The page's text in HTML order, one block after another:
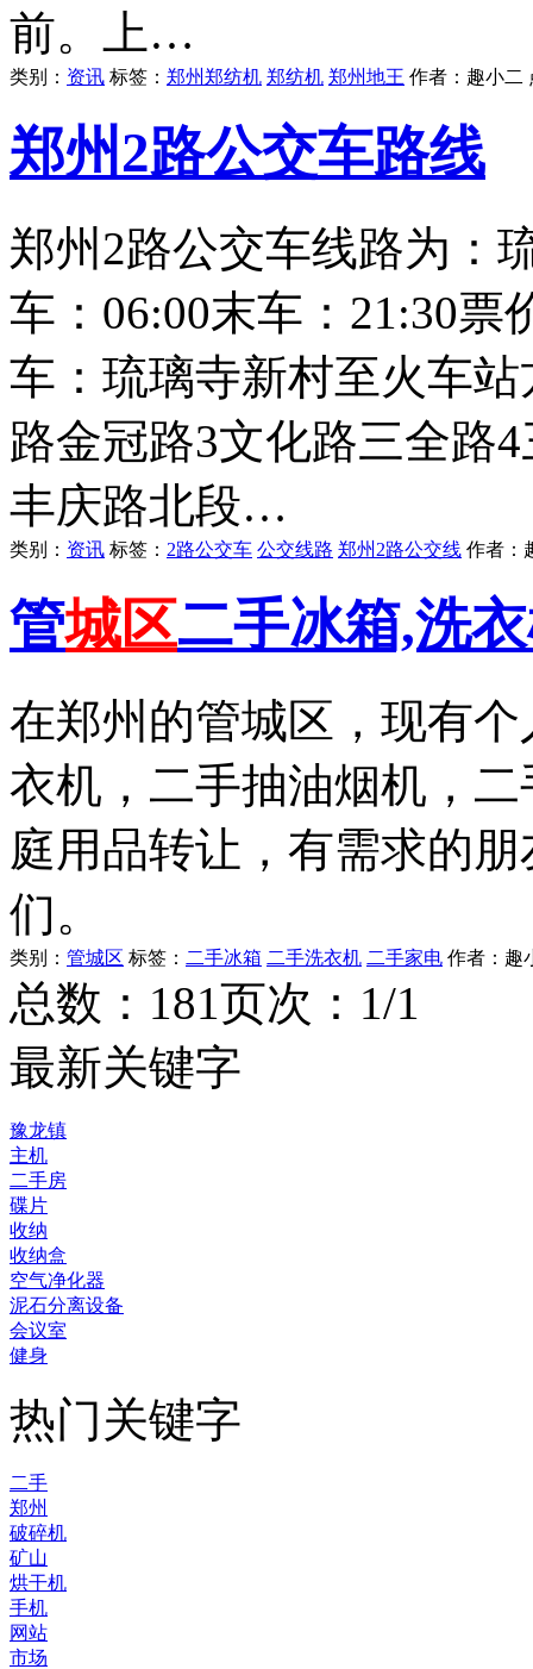
前。上…
类别： 资讯 标签： 郑州郑纺机 郑纺机 郑州地王 作者： 趣小二
郑州2路公交车路线
郑州2路公交车线路为：
车：06:00末车：21:30票
车：琉璃寺新村至火车
路金冠路3文化路三全路
丰庆路北段…
类别： 资讯 标签： 2路公交车 公交线路 郑州2路公交线 作者：
管城区二手冰箱,洗
在郑州的管城区，现有
衣机，二手抽油烟机，
庭用品转让，有需求的
们。
类别： 管城区 标签： 二手冰箱 二手洗衣机 二手家电 作者： 趣
总数：181页次：1/1
最新关键字
豫龙镇
主机
二手房
碟片
收纳
收纳盒
空气净化器
泥石分离设备
会议室
健身
热门关键字
二手
郑州
破碎机
矿山
烘干机
手机
网站
市场